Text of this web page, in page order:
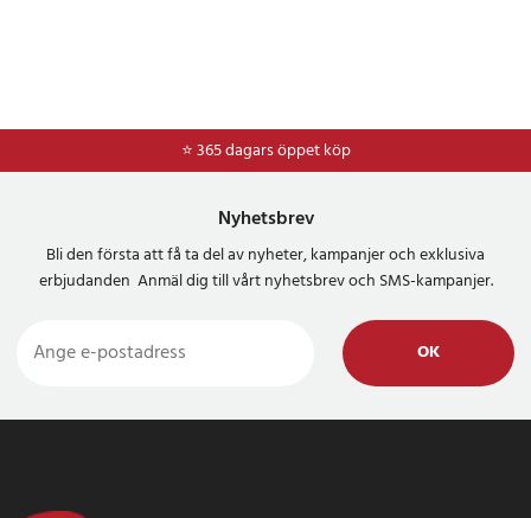
⭐ 365 dagars öppet köp
⭐Frakt 49kr *
Nyhetsbrev
Bli den första att få ta del av nyheter, kampanjer och exklusiva
erbjudanden Anmäl dig till vårt nyhetsbrev och SMS-kampanjer.
OK